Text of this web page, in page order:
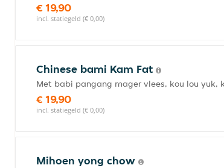
€ 19,90
incl. statiegeld (€ 0,00)
Chinese bami Kam Fat
Met babi pangang mager vlees, kou lou yuk,
€ 19,90
incl. statiegeld (€ 0,00)
Mihoen yong chow